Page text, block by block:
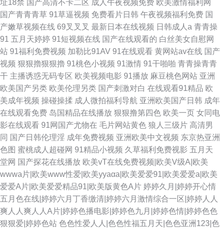
址18禁 国产高清不卡二区 成人午夜视频免费 欧美激情福利网
国产青青青草 91草逼视频 免费看片日韩 午夜视频福利免费 国
产嫩草视频在线 69叉叉叉 最新日本在线视频 日韩成人a 青青操
91 五月天婷婷 91短视频在线 国产在线观看的 白丝美女自慰网
站 91福利免费视频 加勒比91AV 91在线观看 黄网站av在线 国产
视频 狠狠擼狠狠擼 91桃色小视频 91激情 91干啪啪 青青操青青
干 主播诱惑无码专区 欧美视频电影 91播放 麻豆桃色网站 亚洲
欧美国产另类 欧美伦理另类 国产刺激对白 在线观看91精品 欧
美成年视频 操碰操揉 成人微拍福利导航 亚洲欧美国产日韩 成年
在线观看免费 岛国精品在线播放 狠狠撸第四色 欧美一页 女同电
影在线观看 91网国产尤物在 毛片网站黄色 狼人三级片 高清男
同 国产日韩伦理淫 成年免费视频 亚洲欧美中文视频 东京热亚洲
色图 蜜桃成人超碰网 91精品小视频 久草福利免费视影 五月天
堂网 国产探花在线播放 欧美vT在线免费视频|欧美V级A|欧美
wwwa片|欧美www性爱|欧美yyaαa|欧美爱爱91|欧美爱爱a|欧美
爱爱A片|欧美爱爱精品91|欧美版黄色A片 婷婷久月|婷婷开心情
五月色在线|婷婷六月丁香缴清|婷婷六月激情综合一区|婷婷人人
爽人人爽人人A片|婷婷色播电影|婷婷色九月|婷婷色情|婷婷色色
狠狠爱|婷婷色站 色色性爱人人|色色性福五月天|色色亚洲123|色